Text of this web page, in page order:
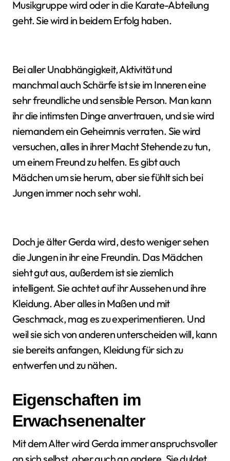
Musikgruppe wird oder in die Karate-Abteilung
geht. Sie wird in beidem Erfolg haben.
Bei aller Unabhängigkeit, Aktivität und
manchmal auch Schärfe ist sie im Inneren eine
sehr freundliche und sensible Person. Man kann
ihr die intimsten Dinge anvertrauen, und sie wird
niemandem ein Geheimnis verraten. Sie wird
versuchen, alles in ihrer Macht Stehende zu tun,
um einem Freund zu helfen. Es gibt auch
Mädchen um sie herum, aber sie fühlt sich bei
Jungen immer noch sehr wohl.
Doch je älter Gerda wird, desto weniger sehen
die Jungen in ihr eine Freundin. Das Mädchen
sieht gut aus, außerdem ist sie ziemlich
intelligent. Sie achtet auf ihr Aussehen und ihre
Kleidung. Aber alles in Maßen und mit
Geschmack, mag es zu experimentieren. Und
weil sie sich von anderen unterscheiden will, kann
sie bereits anfangen, Kleidung für sich zu
entwerfen und zu nähen.
Eigenschaften im
Erwachsenenalter
Mit dem Alter wird Gerda immer anspruchsvoller